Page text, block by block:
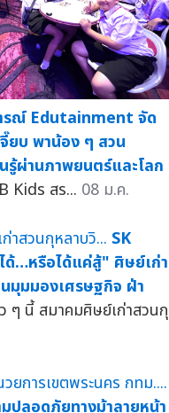
รณ์ Edutainment จัด
ยบ พาน้อง ๆ สวน
รู้ผ่านภาพยนตร์และโลก
Kids สร... 08 ม.ค.
SK
…หรือได้แค่สู้" ศิษย์เก่า
มุมมองเศรษฐกิจ ฝ่า
ๆ นี้ สมาคมศิษย์เก่าสวนกุ
ปลอดภัยทางม้าลายหน้า